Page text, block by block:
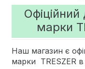
Офіційний
марки
Наш магазин є
марки TRESZER в